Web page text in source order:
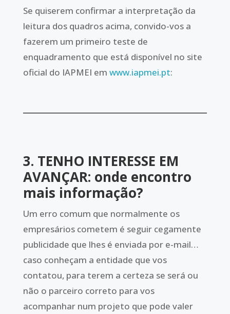
Se quiserem confirmar a interpretação da
leitura dos quadros acima, convido-vos a
fazerem um primeiro teste de
enquadramento que está disponível no site
oficial do IAPMEI em www.iapmei.pt:
3. TENHO INTERESSE EM
AVANÇAR: onde encontro
mais informação?
Um erro comum que normalmente os
empresários cometem é seguir cegamente
publicidade que lhes é enviada por e-mail…
caso conheçam a entidade que vos
contatou, para terem a certeza se será ou
não o parceiro correto para vos
acompanhar num projeto que pode valer